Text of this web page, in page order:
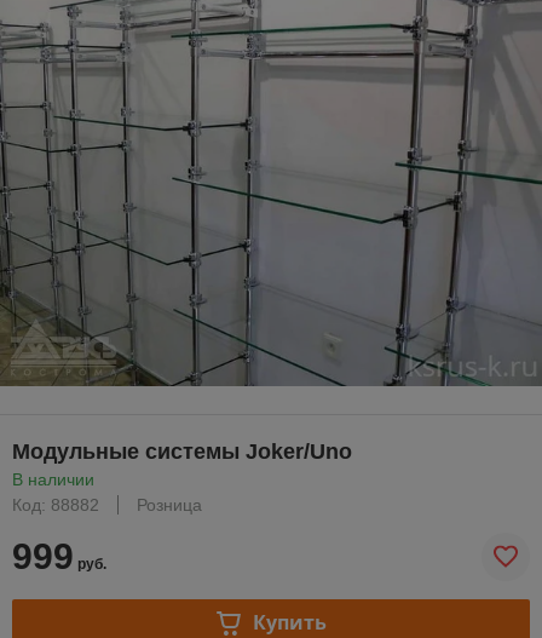
Модульные системы Joker/Uno
В наличии
Код: 88882
Розница
999 руб.
Купить